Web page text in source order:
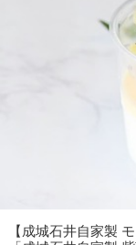
【成城石井自家製